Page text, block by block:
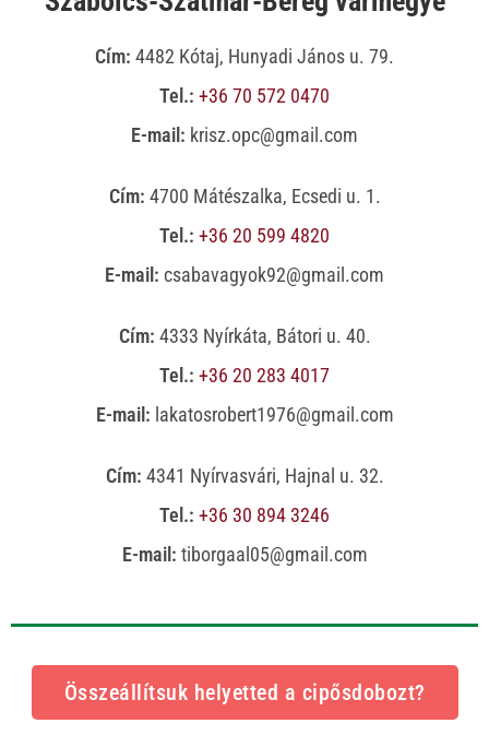
Cím: 4482 Kótaj, Hunyadi János u. 79.
Tel.: +36 70 572 0470
E-mail: krisz.opc@gmail.com
Cím: 4700 Mátészalka, Ecsedi u. 1.
Tel.: +36 20 599 4820
E-mail: csabavagyok92@gmail.com
Cím: 4333 Nyírkáta, Bátori u. 40.
Tel.: +36 20 283 4017
E-mail: lakatosrobert1976@gmail.com
Cím: 4341 Nyírvasvári, Hajnal u. 32.
Tel.: +36 30 894 3246
E-mail: tiborgaal05@gmail.com
Összeállítsuk helyetted a cipősdobozt?